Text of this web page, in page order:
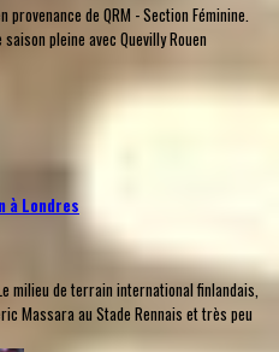
de QRM - Section Féminine.
pleine avec Quevilly Rouen
à Londres
milieu de terrain international finlandais,
Massara au Stade Rennais et très peu